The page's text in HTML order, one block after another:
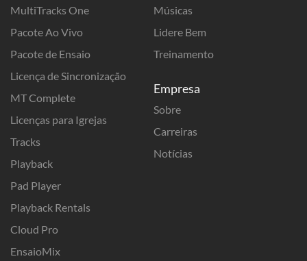
MultiTracks One
Pacote Ao Vivo
Pacote de Ensaio
Licença de Sincronização
MT Complete
Licenças para Igrejas
Tracks
Playback
Pad Player
Playback Rentals
Cloud Pro
EnsaioMix
Músicas
Lidere Bem
Treinamento
Empresa
Sobre
Carreiras
Notícias